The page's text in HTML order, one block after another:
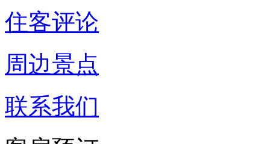
住客评论
周边景点
联系我们